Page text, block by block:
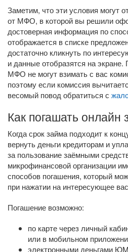
Заметим, что эти условия могут
от МФО, в которой вы решили
достоверная информация по
отображается в списке
достаточно кликнуть по
и данные отобразятся на экране.
МФО не могут взимать с вас
поэтому если комиссия
весомый повод обратиться с
Как погашать онлайн
Когда срок займа подходит к
вернуть деньги кредиторам и
за пользование заёмными
микрофинансовой организации
способов погашения, который
при нажатии на интересующее
Погашение возможно:
по карте через личный
или в мобильном
электронными деньгами